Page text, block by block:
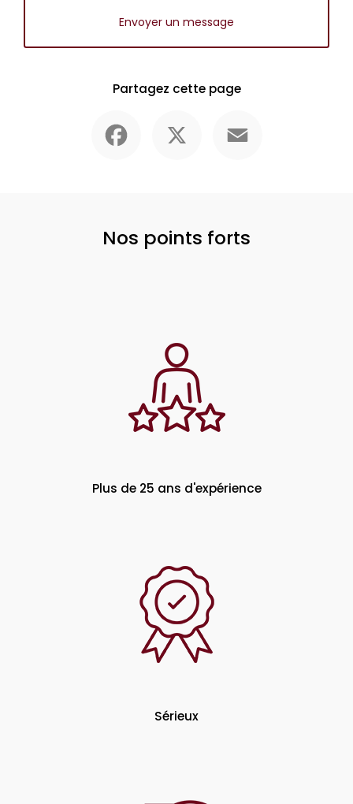
Envoyer un message
Partagez cette page
Nos points forts
Plus de 25 ans d'expérience
Sérieux